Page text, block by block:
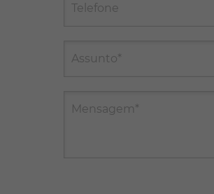
Telefone
Assunto*
Mensagem*